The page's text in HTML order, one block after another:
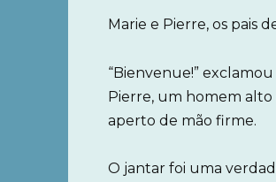
Marie e Pierre, os pais
“Bienvenue!”
Pierre, um homem alto
aperto de mão firme.
O jantar foi uma